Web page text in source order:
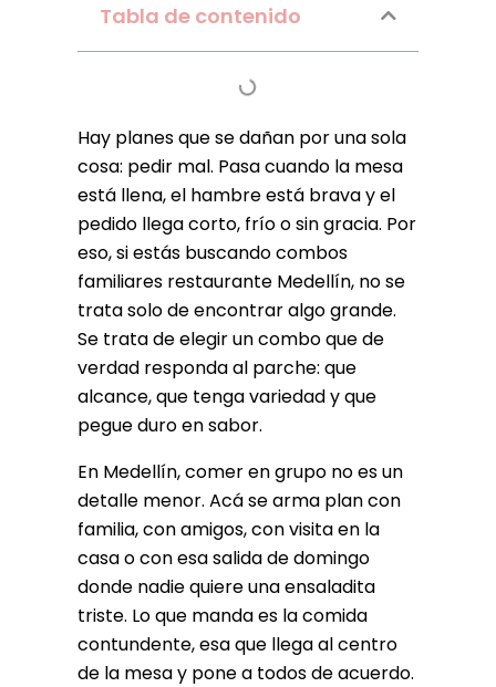
Tabla de contenido
Hay planes que se dañan por una sola
cosa: pedir mal. Pasa cuando la mesa
está llena, el hambre está brava y el
pedido llega corto, frío o sin gracia. Por
eso, si estás buscando combos
familiares restaurante Medellín, no se
trata solo de encontrar algo grande.
Se trata de elegir un combo que de
verdad responda al parche: que
alcance, que tenga variedad y que
pegue duro en sabor.
En Medellín, comer en grupo no es un
detalle menor. Acá se arma plan con
familia, con amigos, con visita en la
casa o con esa salida de domingo
donde nadie quiere una ensaladita
triste. Lo que manda es la comida
contundente, esa que llega al centro
de la mesa y pone a todos de acuerdo.